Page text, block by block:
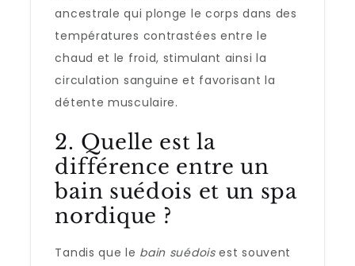
ancestrale qui plonge le corps dans des
températures contrastées entre le
chaud et le froid, stimulant ainsi la
circulation sanguine et favorisant la
détente musculaire.
2. Quelle est la
différence entre un
bain suédois et un spa
nordique ?
Tandis que le bain suédoisest souvent